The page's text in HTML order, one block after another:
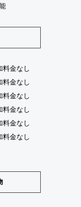
料金なし
料金なし
料金なし
料金なし
料金なし
料金なし